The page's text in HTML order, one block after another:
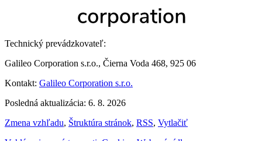
Technický prevádzkovateľ:
Galileo Corporation s.r.o., Čierna Voda 468, 925 06
Kontakt: Galileo Corporation s.r.o.
Posledná aktualizácia: 6. 8. 2026
Zmena vzhľadu, Štruktúra stránok, RSS, Vytlačiť